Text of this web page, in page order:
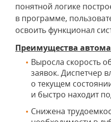
понятной логике
в программе,
освоить функционал
Преимущества
Выросла скорость
заявок. Диспетчер
о текущем
и быстро находит
Снижена